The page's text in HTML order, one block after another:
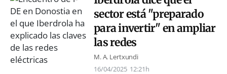
sector está "preparado
para invertir" en ampliar
las redes
M. A. Lertxundi
16/04/2025 12:21h